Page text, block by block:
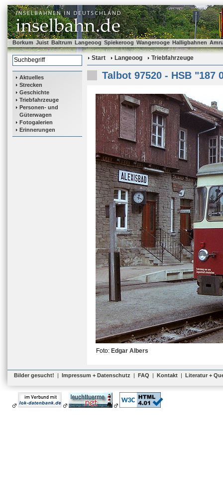
Borkum Juist Baltrum Langeoog Spiekeroog Wangerooge Halligbahnen
Aktuelles
Strecken
Geschichte
Triebfahrzeuge
Personen- und
Güterwagen
Fotogalerien
Erinnerungen
Start Langeoog Triebfahrzeuge
Talbot 97520 - HSB "187
Foto: Edgar Albers
Bilder gesucht! | Impressum + Datenschutz | FAQ | Kontakt | Literatur +